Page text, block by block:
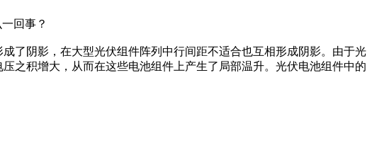
回事？
了阴影，在大型光伏组件阵列中行间距不适合也互相形成阴影。由于光
之积增大，从而在这些电池组件上产生了局部温升。光伏电池组件中的